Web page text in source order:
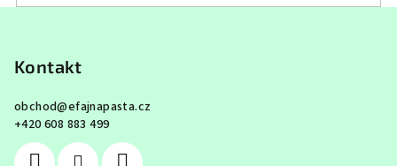
Kontakt
obchod@efajnapasta.cz
+420 608 883 499